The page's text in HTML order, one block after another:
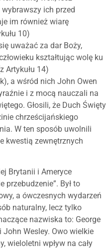
wybrawszy ich przed
im również wiarę
10)
uważać za dar Boży,
kształtując wolę ku
Artykułu 14)
a wśród nich John Owen
i z mocą nauczali na
Głosili, że Duch Święty
chrześcijańskiego
W ten sposób uwolnili
kwestią zewnętrznych
Brytanii i Ameryce
przebudzenie”. Był to
a ówczesnych wydarzeń
naturalny, lecz tylko
nazwiska to: George
Wesley. Owo wielkie
wieloletni wpływ na cały